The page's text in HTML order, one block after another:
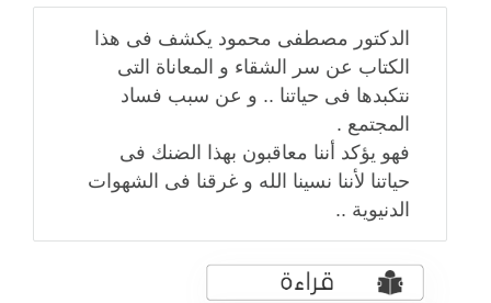
الدكتور مصطفى محمود يكشف فى هذا
الكتاب عن سر الشقاء و المعاناة التى
نتكبدها فى حياتنا .. و عن سبب فساد
المجتمع .
فهو يؤكد أننا معاقبون بهذا الضنك فى
حياتنا لأننا نسينا الله و غرقنا فى الشهوات
الدنيوية ..